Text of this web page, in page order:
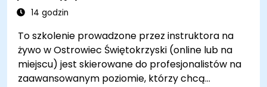
14 godzin
To szkolenie prowadzone przez instruktora na
żywo w Ostrowiec Świętokrzyski (online lub na
miejscu) jest skierowane do profesjonalistów na
zaawansowanym poziomie, którzy chcą